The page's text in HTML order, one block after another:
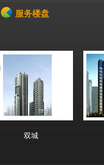
服务楼盘
双城